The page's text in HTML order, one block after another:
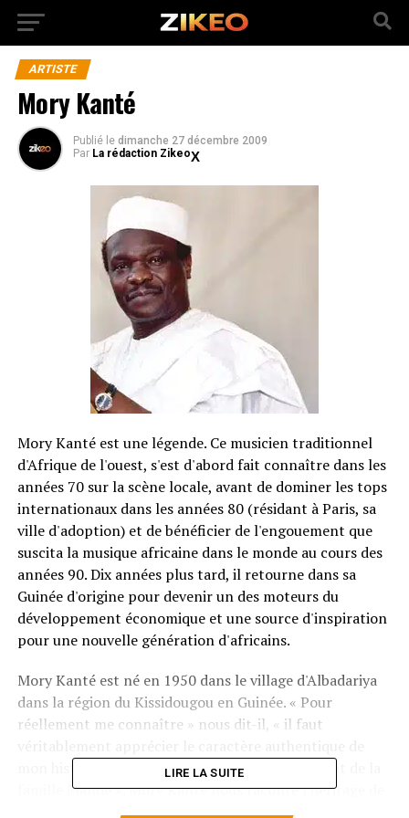
ARTISTE
Mory Kanté
Publié le dimanche 27 décembre 2009
Par La rédaction Zikeo
Mory Kanté est une légende. Ce musicien traditionnel
d'Afrique de l'ouest, s'est d'abord fait connaître dans les
années 70 sur la scène locale, avant de dominer les tops
internationaux dans les années 80 (résidant à Paris, sa
ville d'adoption) et de bénéficier de l'engouement que
suscita la musique africaine dans le monde au cours des
années 90. Dix années plus tard, il retourne dans sa
Guinée d'origine pour devenir un des moteurs du
développement économique et une source d'inspiration
pour une nouvelle génération d'africains.
Mory Kanté est né en 1950 dans le village d'Albadariya
dans la région du Kissidougou en Guinée. « Pour
réellement me connaître » nous dit-il, « il faut
mon histoire. Je suis griot, fils de griot, provenant de la
famille Mande ». Mory Kanté nous raconte l'héritage de
son statut de griot, ou djeli, véritable historien musical
LIRE LA SUITE